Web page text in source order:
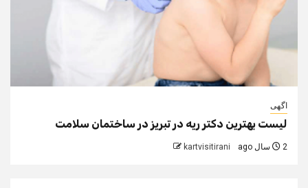
اگهی
لیست بهترین دکتر ریه در تبریز در ساختمان سلامت
2 سال ago kartvisitirani